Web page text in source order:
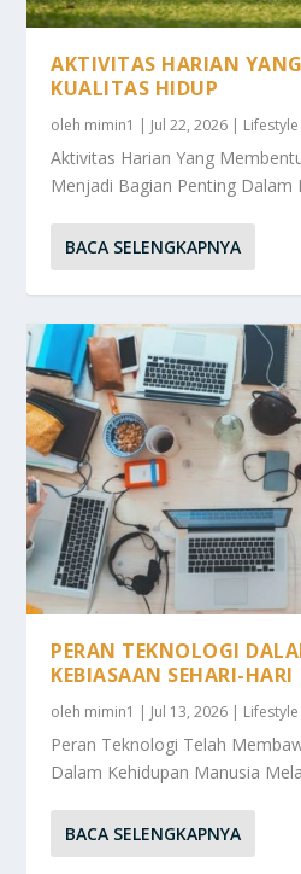
AKTIVITAS HARIAN
KUALITAS HIDUP
oleh mimin1 | Jul 22, 2026 | Lifestyle
Aktivitas Harian Yang
Menjadi Bagian Penting Dalam
BACA SELENGKAPNYA
PERAN TEKNOLOGI
KEBIASAAN SEHARI-HARI
oleh mimin1 | Jul 13, 2026 | Lifestyle
Peran Teknologi Telah
Dalam Kehidupan Manusia
BACA SELENGKAPNYA